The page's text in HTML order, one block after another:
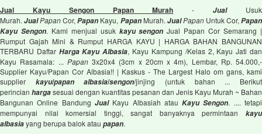
Jual Kayu Sengon Papan Murah -JualUsuk
Murah.JualPapanCor,Papan Kayu, PapanMurah.JualPapanUntuk Cor,Papan
Kayu Sengon. Kami menjual usuk kayu sengonJual Papan Cor Semarang |
Rumput Gajah Mini & Rumput HARGA KAYU | HARGA BAHAN BANGUNAN
TERBARU Daftar Harga Kayu Albasia, Kayu Kampung /Kelas 2, Kayu Jati dan
Kayu Rasamala: ... Papan3x20x4 (3cm x 20cm x 4m), Lembar, Rp. 54.000,-
Supplier Kayu/Papan Cor Albasia!! | Kaskus - The Largest Halo om gans, kami
supplier kayu/papan albasia/sengon/jinjing (untuk bahan ... Berikut
perincian hargasesuai dengan kuantitas pesanan dan Jenis Kayu Murah ~ Bahan
Bangunan Online Bandung JualKayu Albasiah atauKayu Sengon. .... tetapi
mempunyai nilai komersial tinggi, sangat banyaknya permintaan kayu
albasiayang berupa balok atau papan.